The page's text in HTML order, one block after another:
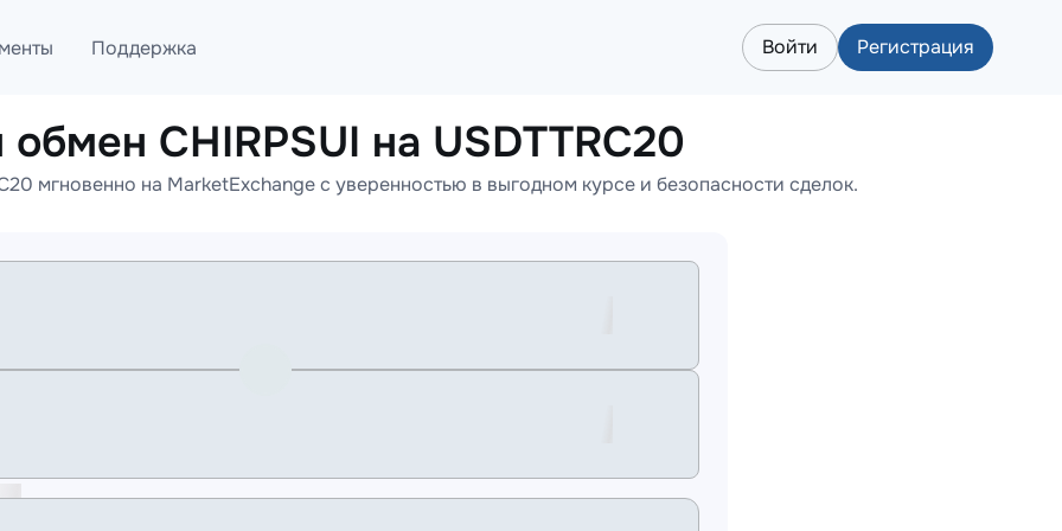
Поддержка
Telegram
Онлайн помощь
Войти Регистрация
CHIRPSUI на USDTTRC20
мгновенно на MarketExchange с уверенностью в выгодном курсе и безопасности сделок.